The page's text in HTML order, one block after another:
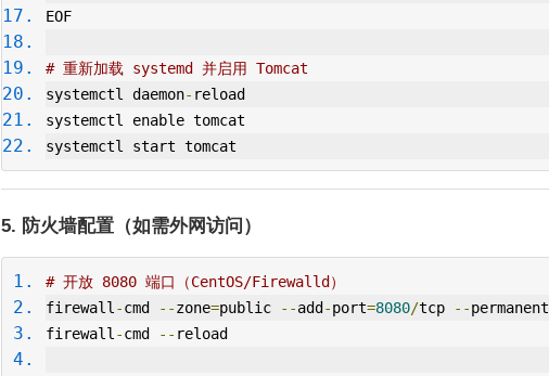
EOF
# 重新加载 systemd 并启用 Tomcat
systemctl daemon- reload
systemctl enable tomcat
systemctl start tomcat
5. 防火墙配置（如需外网访问）
# 开放 8080 端口（CentOS/Firewalld）
firewall -cmd --zone=public --add -port=8080/tcp --permanent
firewall -cmd -- reload